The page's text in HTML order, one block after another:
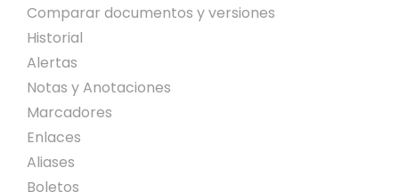
Comparar documentos y versiones
Historial
Alertas
Notas y Anotaciones
Marcadores
Enlaces
Aliases
Boletos